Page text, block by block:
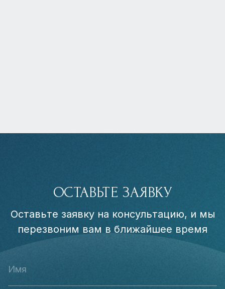
ОСТАВЬТЕ ЗАЯВКУ
Оставьте заявку на консультацию, и мы
перезвоним вам в ближайшее время